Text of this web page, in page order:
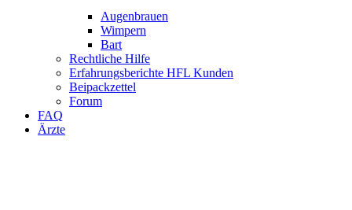
Augenbrauen
Wimpern
Bart
Rechtliche Hilfe
Erfahrungsberichte HFL Kunden
Beipackzettel
Forum
FAQ
Ärzte